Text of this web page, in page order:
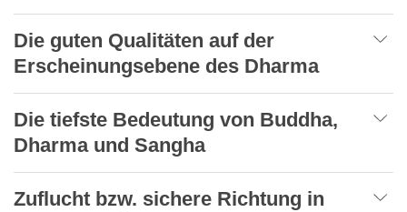
Die guten Qualitäten auf der
Erscheinungsebene des Dharma
Die tiefste Bedeutung von Buddha,
Dharma und Sangha
Zuflucht bzw. sichere Richtung in